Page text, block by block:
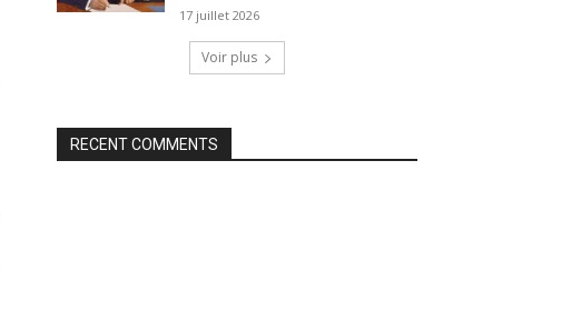
17 juillet 2026
Voir plus
RECENT COMMENTS